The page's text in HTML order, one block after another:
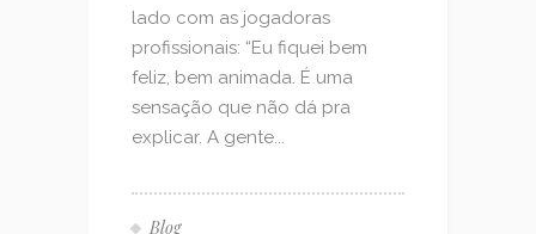
lado com as jogadoras
profissionais: “Eu fiquei bem
feliz, bem animada. É uma
sensação que não dá pra
explicar. A gente...
Blog